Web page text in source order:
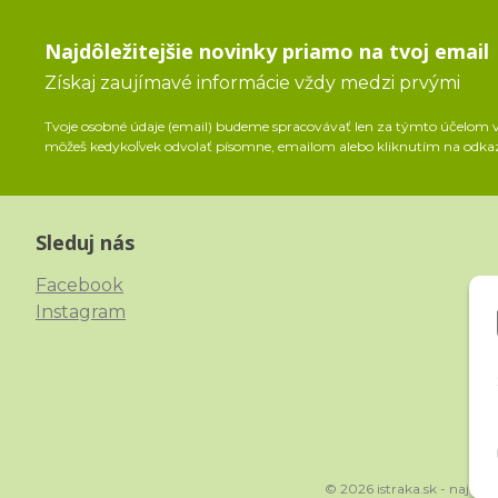
Najdôležitejšie novinky priamo na tvoj email
Získaj zaujímavé informácie vždy medzi prvými
Tvoje osobné údaje (email) budeme spracovávať len za týmto
môžeš kedykoľvek odvolať písomne, emailom alebo kliknutím na
Sleduj nás
Facebook
Instagram
© 2026 istraka.sk -